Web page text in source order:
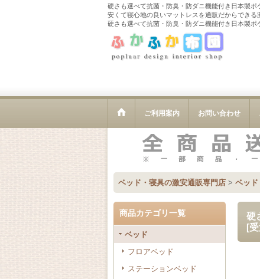
硬さも選べて抗菌・防臭・防ダニ機能付き日本製ポ
安くて寝心地の良いマットレスを通販だからできる
硬さも選べて抗菌・防臭・防ダニ機能付き日本製ポ
ご利用案内 お問い合わせ
ベッド・寝具の激安通販専門店 > ベッド
商品カテゴリ一覧
ベッド
フロアベッド
ステーションベッド
硬
[